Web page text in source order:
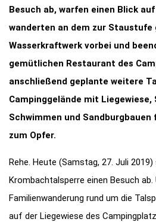
Besuch ab, warfen einen Blick
wanderten an dem zur Staustufe
Wasserkraftwerk vorbei und
gemütlichen Restaurant des
anschließend geplante weitere
Campinggelände mit Liegewiese,
Schwimmen und
zum Opfer.
Rehe. Heute (Samstag, 27. Juli
Krombachtalsperre einen Besuch ab.
Familienwanderung rund um die
auf der Liegewiese des